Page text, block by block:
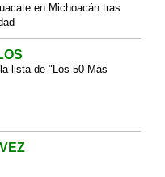
en Michoacán tras
lista de "Los 50 Más